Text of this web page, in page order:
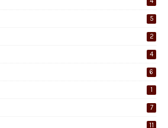
5
2
4
6
1
7
11